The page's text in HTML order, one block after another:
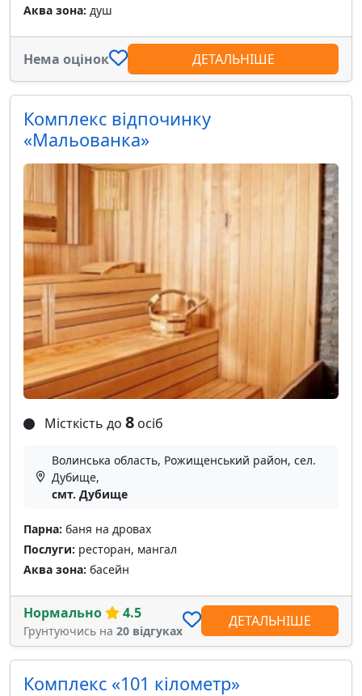
Аква зона: душ
Нема оцінок ДЕТАЛЬНІШЕ
Комплекс відпочинку
«Мальованка»
Місткість до 8 осіб
Волинська область, Рожищенський район, сел.
Дубище,
смт. Дубище
Парна: баня на дровах
Послуги: ресторан, мангал
Аква зона: басейн
Нормально 4.5
Грунтуючись на 20 відгуках
ДЕТАЛЬНІШЕ
Комплекс «101 кілометр»